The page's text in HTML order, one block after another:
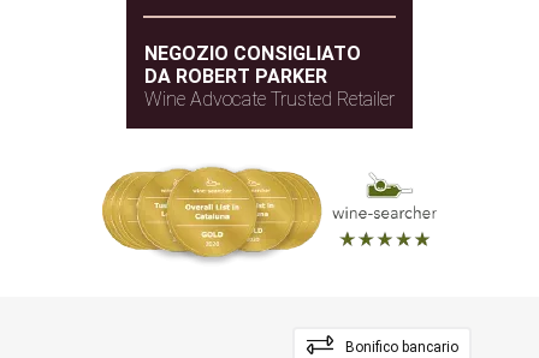
NEGOZIO CONSIGLIATO
DA ROBERT PARKER
Wine Advocate Trusted Retailer
Bonifico bancario